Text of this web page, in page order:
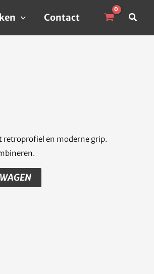
Contact
retroprofiel en moderne grip.